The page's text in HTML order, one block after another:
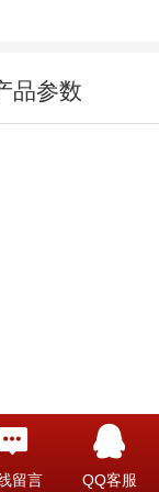
品参数
留言 QQ客服